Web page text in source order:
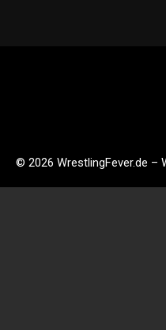
© 2026 WrestlingFever.de –